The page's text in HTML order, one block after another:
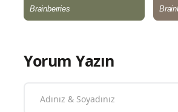
Yorum Yazın